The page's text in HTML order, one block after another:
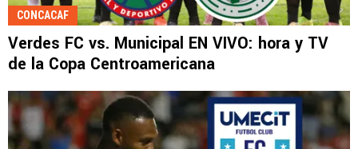
CONCACAF
Verdes FC vs. Municipal EN VIVO: hora y TV
de la Copa Centroamericana